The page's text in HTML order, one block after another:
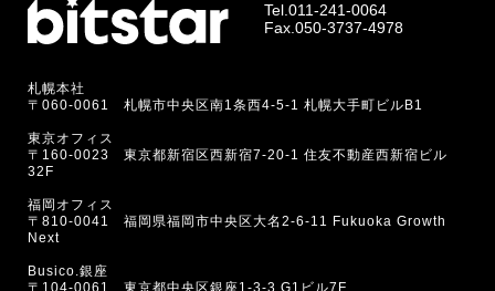
Tel.011-241-0064
Fax.050-3737-4978
札幌本社
〒060-0061 札幌市中央区南1条西4-5-1 札幌大手町ビルB1
東京オフィス
〒160-0023 東京都新宿区西新宿7-20-1 住友不動産西新宿ビル
32F
福岡オフィス
〒810-0041 福岡県福岡市中央区大名2-6-11 Fukuoka Growth
Next
Busico.銀座